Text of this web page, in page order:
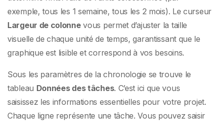
exemple, tous les 1 semaine, tous les 2 mois). Le curseur
Largeur de colonnevous permet d’ajuster la taille
visuelle de chaque unité de temps, garantissant que le
graphique est lisible et correspond à vos besoins.
Sous les paramètres de la chronologie se trouve le
tableau Données des tâches. C’est ici que vous
saisissez les informations essentielles pour votre projet.
Chaque ligne représente une tâche. Vous pouvez saisir